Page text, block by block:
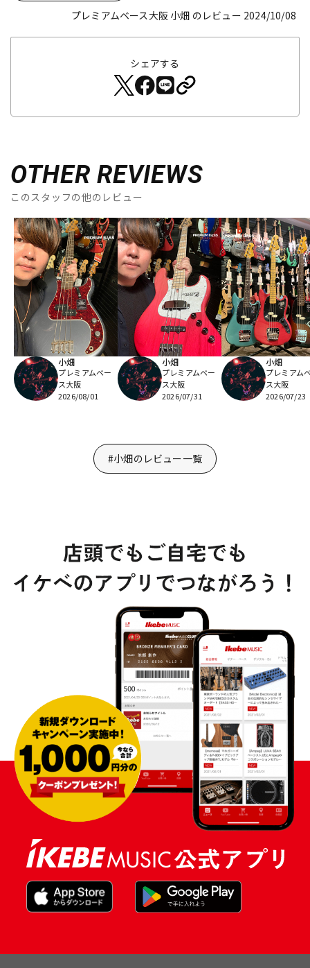
プレミアムベース大阪 小畑 のレビュー 2024/10/08
シェアする
OTHER REVIEWS
このスタッフの他のレビュー
小畑
プレミアムベー
ス大阪
2026/08/01
小畑
プレミアムベー
ス大阪
2026/07/31
小畑
プレミアム
ス大阪
2026/07/23
#小畑のレビュー一覧